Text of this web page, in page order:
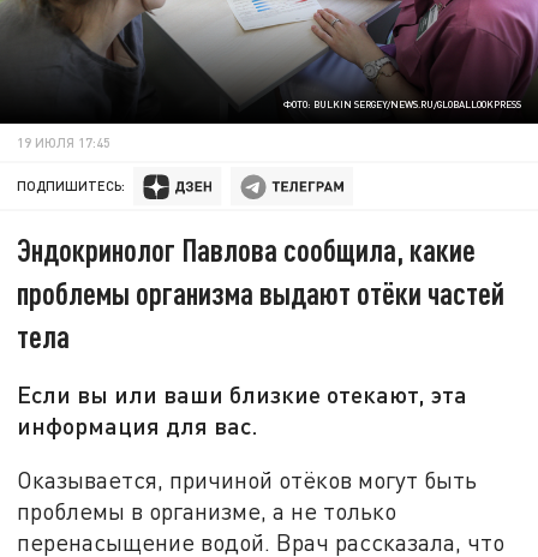
ФОТО: BULKIN SERGEY/NEWS.RU/GLOBALLOOKPRESS
19 ИЮЛЯ 17:45
ПОДПИШИТЕСЬ:
Эндокринолог Павлова сообщила, какие
проблемы организма выдают отёки частей
тела
Если вы или ваши близкие отекают, эта
информация для вас.
Оказывается, причиной отёков могут быть
проблемы в организме, а не только
перенасыщение водой. Врач рассказала, что